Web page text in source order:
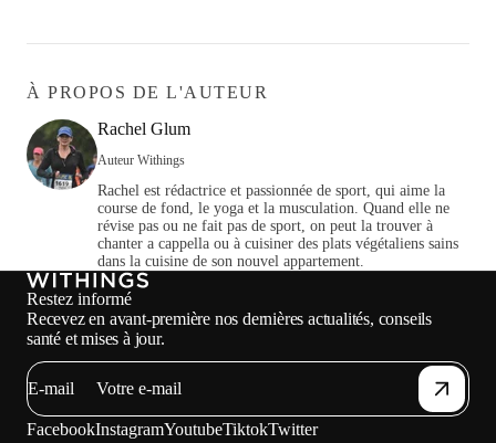
À PROPOS DE L'AUTEUR
Rachel Glum
Auteur Withings
Rachel est rédactrice et passionnée de sport, qui aime la
course de fond, le yoga et la musculation. Quand elle ne
révise pas ou ne fait pas de sport, on peut la trouver à
chanter a cappella ou à cuisiner des plats végétaliens sains
dans la cuisine de son nouvel appartement.
Restez informé
Recevez en avant-première nos dernières actualités, conseils
santé et mises à jour.
E-mail
FacebookInstagramYoutubeTiktokTwitter